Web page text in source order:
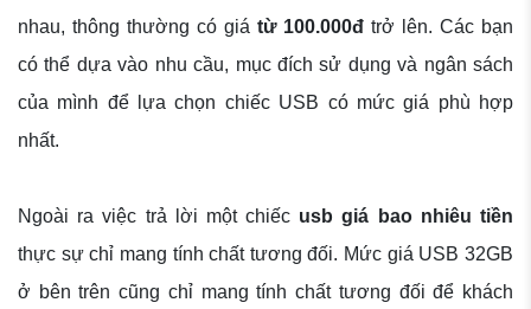
nhau, thông thường có giá từ 100.000đ trở lên. Các bạn
có thể dựa vào nhu cầu, mục đích sử dụng và ngân sách
của mình để lựa chọn chiếc USB có mức giá phù hợp
nhất.
Ngoài ra việc trả lời một chiếc usb giá bao nhiêu tiền
thực sự chỉ mang tính chất tương đối. Mức giá USB 32GB
ở bên trên cũng chỉ mang tính chất tương đối để khách